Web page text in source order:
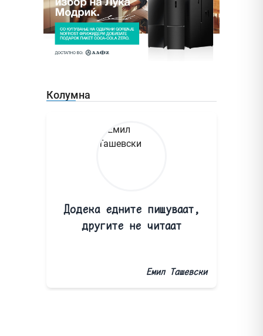
Колумна
Додека едните пишуваат,
другите не читаат
Емил Ташевски